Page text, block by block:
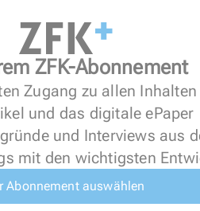
ZFK-Abonnement
Zugang zu allen Inhalten
und das digitale ePaper
und Interviews aus
mit den wichtigsten
Abonnement auswählen